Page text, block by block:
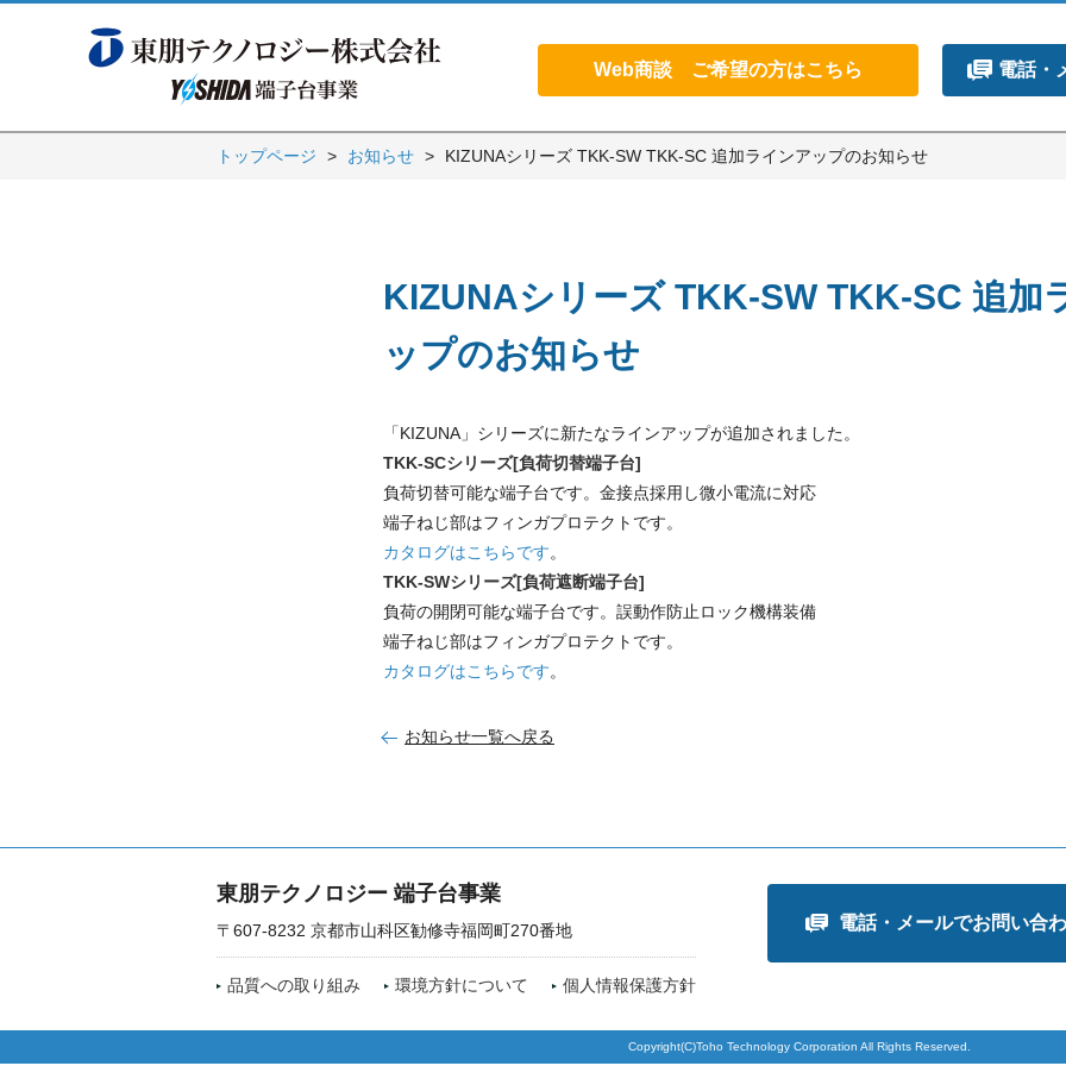
Web商談 ご希望の方はこちら 電話・
トップページ お知らせ KIZUNAシリーズ TKK-SW TKK-SC 追加ラインアップのお知らせ
KIZUNAシリーズ TKK-SW TKK-SC 追加
ップのお知らせ
「KIZUNA」シリーズに新たなラインアップが追加されました。
TKK-SCシリーズ[負荷切替端子台]
負荷切替可能な端子台です。金接点採用し微小電流に対応
端子ねじ部はフィンガプロテクトです。
カタログはこちらです。
TKK-SWシリーズ[負荷遮断端子台]
負荷の開閉可能な端子台です。誤動作防止ロック機構装備
端子ねじ部はフィンガプロテクトです。
カタログはこちらです。
お知らせ一覧へ戻る
東朋テクノロジー 端子台事業
〒607-8232 京都市山科区勧修寺福岡町270番地
品質への取り組み 環境方針について 個人情報保護方針
電話・メールでお問い合
Copyright(C)Toho Technology Corporation All Rights Reserved.